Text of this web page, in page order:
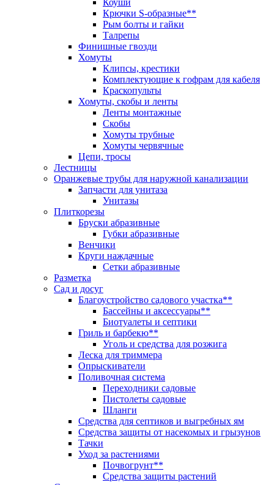
Коуши
Крючки S-образные**
Рым болты и гайки
Талрепы
Финишные гвозди
Хомуты
Клипсы, крестики
Комплектующие к гофрам для кабеля
Краскопульты
Хомуты, скобы и ленты
Ленты монтажные
Скобы
Хомуты трубные
Хомуты червячные
Цепи, тросы
Лестницы
Оранжевые трубы для наружной канализации
Запчасти для унитаза
Унитазы
Плиткорезы
Бруски абразивные
Губки абразивные
Венчики
Круги наждачные
Сетки абразивные
Разметка
Сад и досуг
Благоустройство садового участка**
Бассейны и аксессуары**
Биотуалеты и септики
Гриль и барбекю**
Уголь и средства для розжига
Леска для триммера
Опрыскиватели
Поливочная система
Переходники садовые
Пистолеты садовые
Шланги
Средства для септиков и выгребных ям
Средства защиты от насекомых и грызунов
Тачки
Уход за растениями
Почвогрунт**
Средства защиты растений